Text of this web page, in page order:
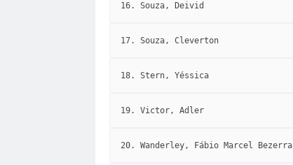
16. Souza, Deivid
17. Souza, Cleverton
18. Stern, Yéssica
19. Victor, Adler
20. Wanderley, Fábio Marcel Bezerra